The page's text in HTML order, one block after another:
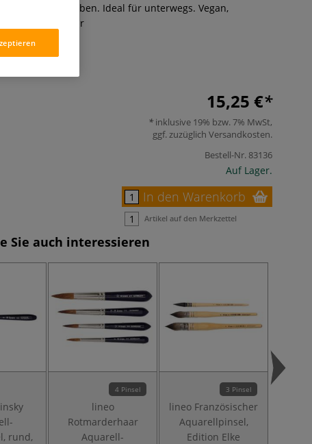
flüssige Acrylfarben. Ideal für unterwegs. Vegan,
Mehr
15,25 €
inklusive 19% bzw. 7% MwSt,
ggf. zuzüglich Versandkosten.
Bestell-Nr. 83136
Auf Lager.
In den Warenkorb
Artikel auf den Merkzettel
Sie auch interessieren
rund,
4 Pinsel
lineo
Rotmarderhaar
Aquarell-
3 Pinsel
lineo Französischer
Aquarellpinsel,
Edition Elke